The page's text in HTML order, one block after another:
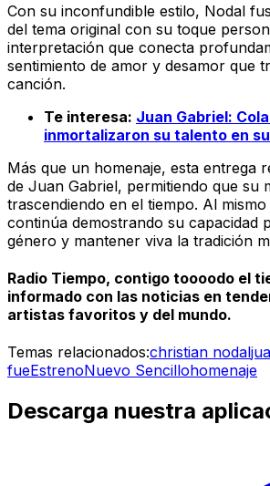
Con su inconfundible estilo, Nodal
del tema original con su toque
interpretación que conecta
sentimiento de amor y desamor que
canción.
Te interesa: Juan Gabriel:
inmortalizaron su talento en
Más que un homenaje, esta entrega
de Juan Gabriel, permitiendo que su
trascendiendo en el tiempo. Al
continúa demostrando su capacidad
género y mantener viva la tradición
Radio Tiempo, contigo toooodo el
informado con las noticias en
artistas favoritos y del mundo.
Temas relacionados:christian nodal
fueEstrenoNuevo Sencillohomenaje
Descarga nuestra